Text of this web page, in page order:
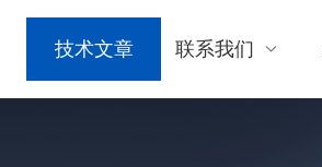
技术文章 联系我们